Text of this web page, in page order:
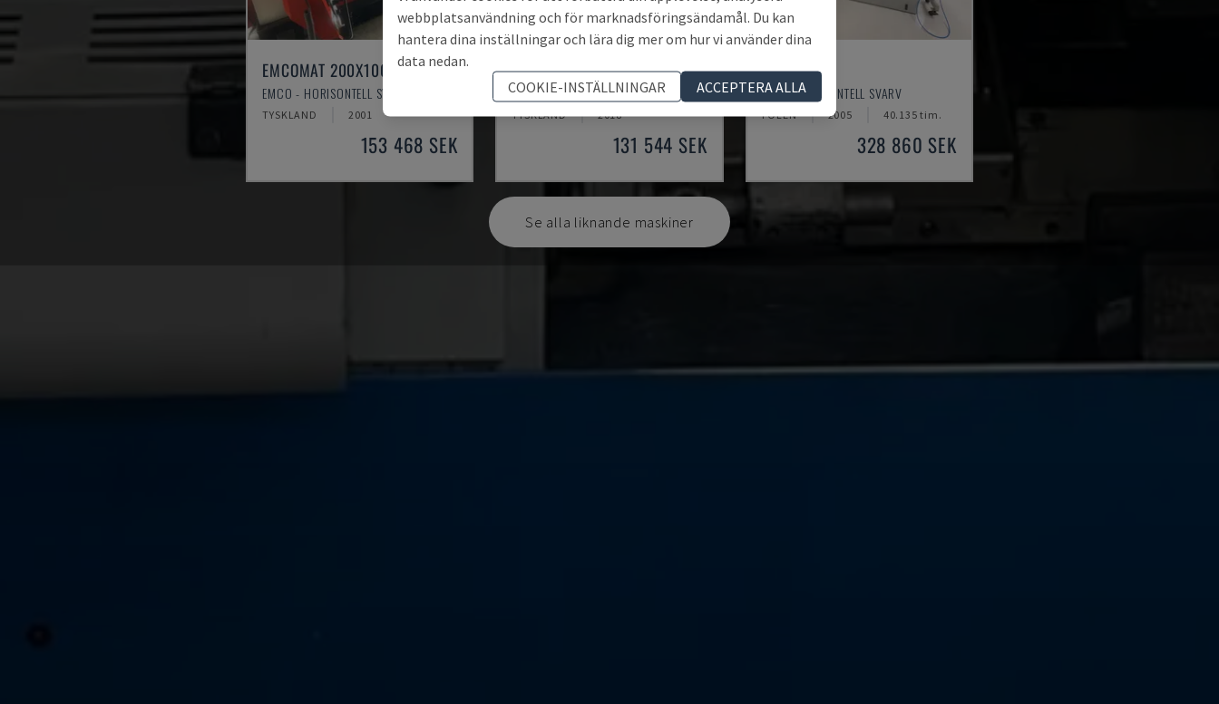
EMCOMAT 200X1000
EMCO - HORISONTELL SVARV
TYSKLAND 2001
153 468 SEK
TH 4610
OPTIMUM - HORISONTELL SVARV
TYSKLAND 2018
131 544 SEK
TBI-520
CMZ - HORISONTELL SVARV
POLEN 2005 40.135 tim.
328 860 SEK
Se alla liknande maskiner
webbplatsanvändning och för marknadsföringsändamål. Du kan
hantera dina inställningar och lära dig mer om hur vi använder dina
data nedan.
COOKIE-INSTÄLLNINGAR
ACCEPTERA ALLA